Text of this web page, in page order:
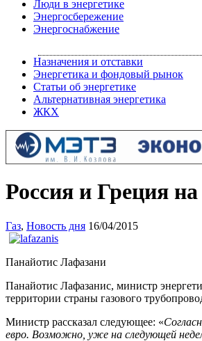
Люди в энергетике
Энергосбережение
Энергоснабжение
Назначения и отставки
Энергетика и фондовый рынок
Статьи об энергетике
Альтернативная энергетика
ЖКХ
Россия и Греция
Газ, Новость дня 16/04/2015
Панайотис Лафазани
Панайотис Лафазанис, министр
территории страны газового
Министр рассказал следующее: «
евро. Возможно, уже на следующей